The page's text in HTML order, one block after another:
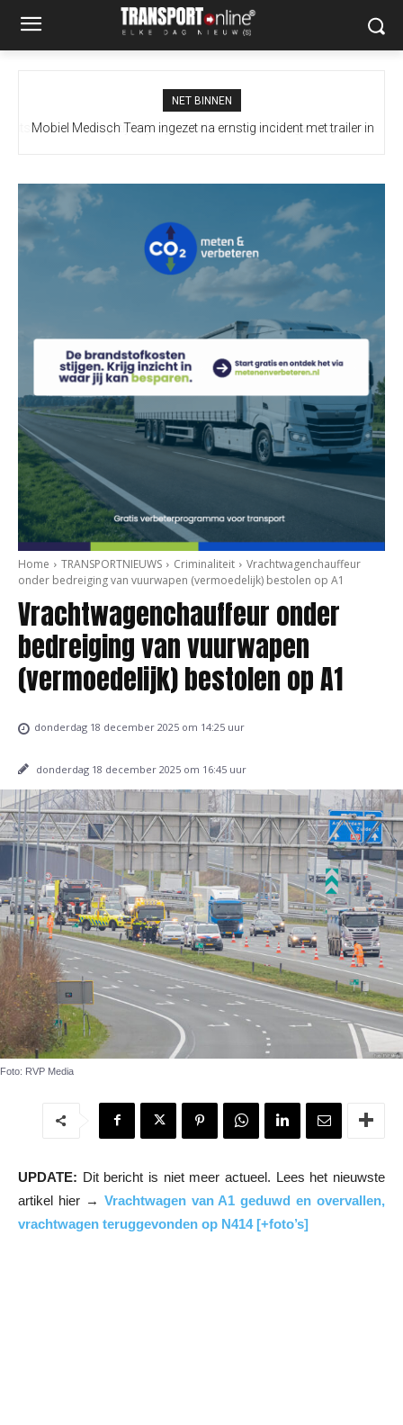
NET BINNEN
Mobiel Medisch Team ingezet na ernstig incident met trailer in
Home TRANSPORTNIEUWS Criminaliteit
Vrachtwagenchauffeur
onder bedreiging van vuurwapen (vermoedelijk) bestolen op A1
Vrachtwagenchauffeur onder
bedreiging van vuurwapen
(vermoedelijk) bestolen op A1
donderdag 18 december 2025 om 14:25 uur
donderdag 18 december 2025 om 16:45 uur
Foto: RVP Media
UPDATE: Dit bericht is niet meer actueel. Lees het nieuwste
artikel hier → Vrachtwagen van A1 geduwd en overvallen,
vrachtwagen teruggevonden op N414 [+foto’s]